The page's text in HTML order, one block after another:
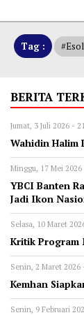
Tag :
BERITA
Jumat, 3 Juli 2026 -
Wahidin Halim
Minggu, 17 Mei
YBCI Banten
Jadi Ikon
Selasa, 10 Maret
‎Kritik Program
Senin, 2 Maret 2026
Kemhan
Senin, 9 Februari